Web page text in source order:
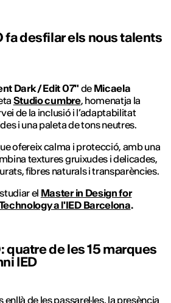
fa desfilar els nous talents
Dark / Edit 07" de Micaela
Studio cumbre, homenatja la
de la inclusió i l’adaptabilitat
i una paleta de tons neutres.
ofereix calma i protecció, amb una
textures gruixudes i delicades,
fibres naturals i transparències.
el Master in Design for
a l'IED Barcelona.
quatre de les 15 marques
IED
de les passarel·les, la presència